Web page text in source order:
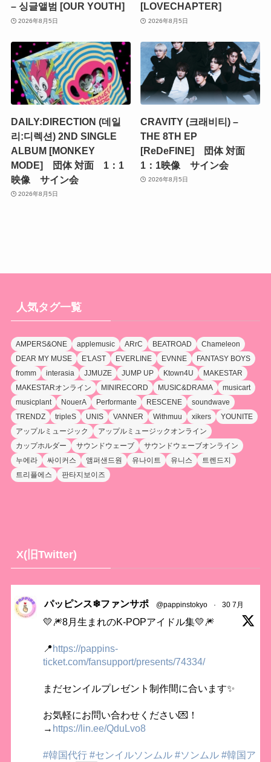
– 싱글앨범 [OUR YOUTH]
2026年8月5日
[LOVECHAPTER]
2026年8月5日
DAILY:DIRECTION (데일
리:디렉션) 2ND SINGLE
ALBUM [MONKEY
MODE] 団体 対面 1：1
映像 サイン会
2026年8月5日
CRAVITY (크래비티) –
THE 8TH EP
[ReDeFINE] 団体 対面
1：1映像 サイン会
2026年8月5日
人気タグ一覧
AMPERS&ONE applemusic ARrC BEATROAD
Chameleon
DEAR MY MUSE
E'LAST EVERLINE EVNNE
FANTASY BOYS
fromm
interasia JJMUZE JUMP UP Ktown4U
MAKESTAR
MAKESTARオンライン
MINIRECORD MUSIC&DRAMA
musicart
musicplant
NouerA Performante RESCENE
soundwave
TRENDZ
tripleS UNIS VANNER Withmuu xikers
YOUNITE
アップルミュージック
アップルミュージックオンライン
カップホルダー
サウンドウェーブ
サウンドウェーブオンライン
누에라
싸이커스 앰퍼샌드원 유나이트 유니스
트렌드지
트리플에스
판타지보이즈
X(旧Twitter)
パッピンス❄ファンサポ @pappinstokyo · 30 7月
💛🎆8月生まれのK-POPアイドル集💛🎆
📍https://pappins-
ticket.com/fansupport/presents/74334/
まだセンイルプレゼント制作間に合います✨
お気軽にお問い合わせください💌！
→ https://lin.ee/QduLvo8
#韓国代行 #センイルソンムル #ソンムル #韓国ア